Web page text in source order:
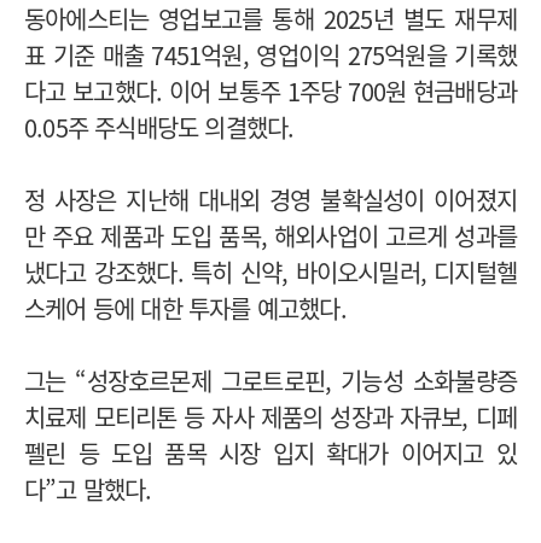
동아에스티는 영업보고를 통해 2025년 별도 재무제
표 기준 매출 7451억원, 영업이익 275억원을 기록했
다고 보고했다. 이어 보통주 1주당 700원 현금배당과
0.05주 주식배당도 의결했다.
정 사장은 지난해 대내외 경영 불확실성이 이어졌지
만 주요 제품과 도입 품목, 해외사업이 고르게 성과를
냈다고 강조했다. 특히 신약, 바이오시밀러, 디지털헬
스케어 등에 대한 투자를 예고했다.
그는 “성장호르몬제 그로트로핀, 기능성 소화불량증
치료제 모티리톤 등 자사 제품의 성장과 자큐보, 디페
펠린 등 도입 품목 시장 입지 확대가 이어지고 있
다”고 말했다.